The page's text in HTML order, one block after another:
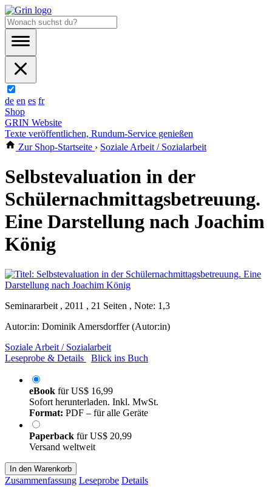
de en es fr
Shop
GRIN Website
Texte veröffentlichen, Rundum-Service genießen
Zur Shop-Startseite › Soziale Arbeit / Sozialarbeit
Selbstevaluation in der
Schülernachmittagsbetreuung.
Eine Darstellung nach Joachim
König
Seminararbeit , 2011 , 21 Seiten , Note: 1,3
Autor:in: Dominik Amersdorffer (Autor:in)
Soziale Arbeit / Sozialarbeit
Leseprobe & Details
Blick ins Buch
eBook fürUS$ 16,99
Sofort herunterladen. Inkl. MwSt.
Format: PDF – für alle Geräte
Paperback fürUS$ 20,99
Versand weltweit
In den Warenkorb
Zusammenfassung Leseprobe Details